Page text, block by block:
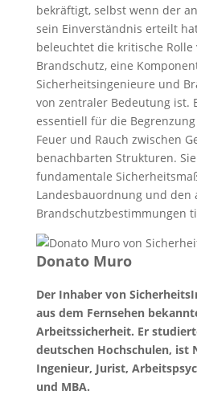
bekräftigt, selbst wenn der
sein Einverständnis erteilt
beleuchtet die kritische
Brandschutz, eine
Sicherheitsingenieure und
von zentraler Bedeutung ist.
essentiell für die
Feuer und Rauch zwischen
benachbarten Strukturen.
fundamentale
Landesbauordnung und den
Brandschutzbestimmungen
Donato Muro
Der Inhaber von
aus dem Fernsehen
Arbeitssicherheit. Er
deutschen Hochschulen, ist
Ingenieur, Jurist,
und MBA.